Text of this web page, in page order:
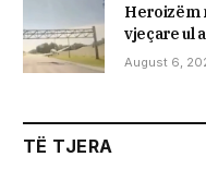
Heroizëm
vjeçare ul
August 6,
TË TJERA